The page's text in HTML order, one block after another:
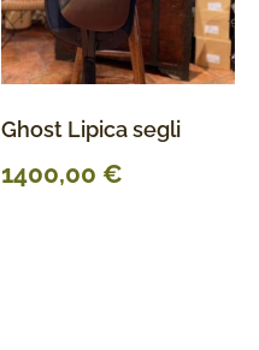
Ghost Lipica segli
1400,00 €